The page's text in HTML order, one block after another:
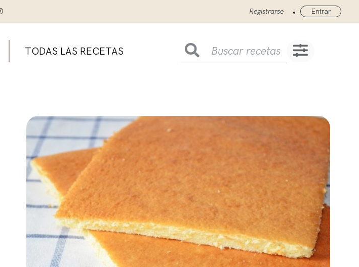
Registrarse • Entrar
TODAS LAS RECETAS